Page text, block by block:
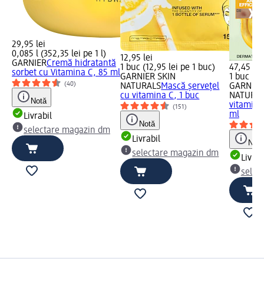
29,95 lei
0,085 l (352,35 lei pe 1 l)
GARNIERCremă hidratantă
sorbet cu Vitamina C, 85 ml
(40)
Notă
Livrabil
selectare magazin dm
12,95 lei
1 buc (12,95 lei pe 1 buc)
GARNIER SKIN
NATURALSMască șervețel
cu vitamina C, 1 buc
(151)
Notă
Livrabil
selectare magazin dm
47,45 lei
1 buc
ml
Notă